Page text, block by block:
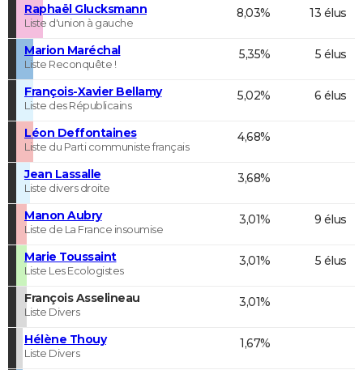
Raphaël Glucksmann
Liste d'union à gauche
8,03% 13 élus
Marion Maréchal
Liste Reconquête !
5,35% 5 élus
François-Xavier Bellamy
Liste des Républicains
5,02% 6 élus
Léon Deffontaines
Liste du Parti communiste français
4,68%
Jean Lassalle
Liste divers droite
3,68%
Manon Aubry
Liste de La France insoumise
3,01% 9 élus
Marie Toussaint
Liste Les Ecologistes
3,01% 5 élus
François Asselineau
Liste Divers
3,01%
Hélène Thouy
Liste Divers
1,67%